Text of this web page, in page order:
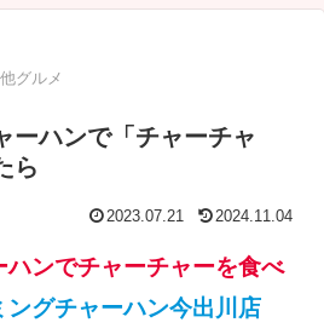
グルメ
ーハンで「チャーチャ
ら
2023.07.21 2024.11.04
ハンでチャーチャーを食べ
ングチャーハン今出川店